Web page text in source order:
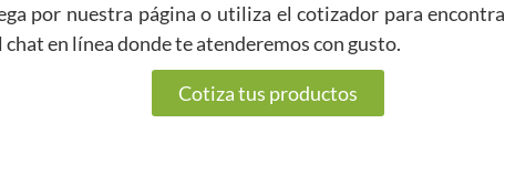
por nuestra página o utiliza el cotizador para
en línea donde te atenderemos con gusto.
Cotiza tus productos